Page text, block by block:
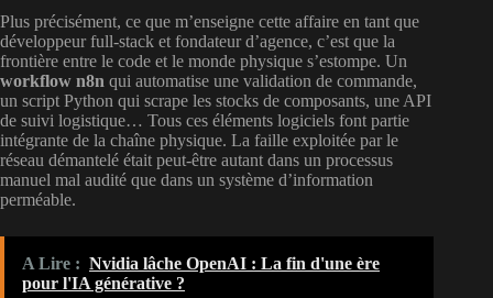
Plus précisément, ce que m’enseigne cette affaire en tant que
développeur full-stack et fondateur d’agence, c’est que la
frontière entre le code et le monde physique s’estompe. Un
workflow n8n qui automatise une validation de commande,
un script Python qui scrape les stocks de composants, une API
de suivi logistique… Tous ces éléments logiciels font partie
intégrante de la chaîne physique. La faille exploitée par le
réseau démantelé était peut-être autant dans un processus
manuel mal audité que dans un système d’information
perméable.
A Lire : Nvidia lâche OpenAI : La fin d'une ère
pour l'IA générative ?